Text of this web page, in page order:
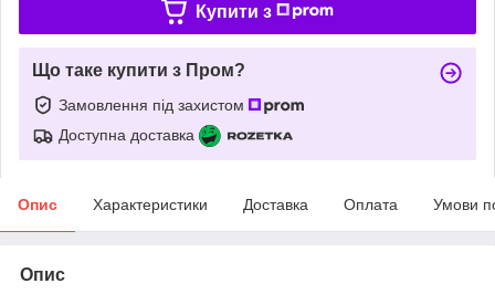
Купити з
Що таке купити з Пром?
Замовлення під захистом
Доступна доставка
Опис Характеристики Доставка Оплата Умови
Опис